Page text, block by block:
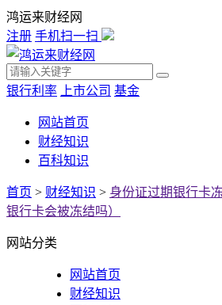
鸿运来财经网
注册 手机扫一扫
银行利率 上市公司 基金
网站首页
财经知识
百科知识
首页 > 财经知识 > 身份证过期银行卡
银行卡会被冻结吗）
网站分类
网站首页
财经知识